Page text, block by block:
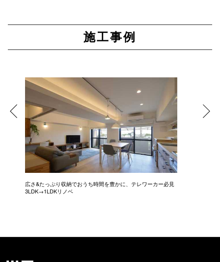
施工事例
広さ&たっぷり収納でおうち時間を豊かに、テレワーカー必見
3LDK→1LDKリノベ